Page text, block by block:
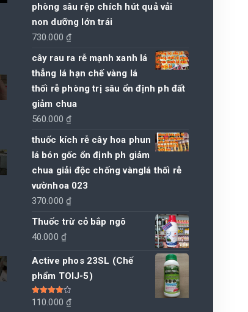
phòng sâu rệp chích hút quả vải
non dưỡng lớn trái
730.000₫
cây rau ra rễ mạnh xanh lá
thẳng lá hạn chế vàng lá
thối rễ phòng trị sâu ổn định ph đất
giảm chua
560.000₫
thuốc kích rễ cây hoa phun
lá bón gốc ổn định ph giảm
chua giải độc chống vànglá thối rễ
vườnhoa 023
370.000₫
Thuốc trừ cỏ bắp ngô
40.000 ₫
Active phos 23SL (Chế
phẩm TOIJ-5)
Được xếp
hạng4.00
110.000₫